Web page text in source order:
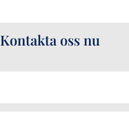
Kontakta oss nu